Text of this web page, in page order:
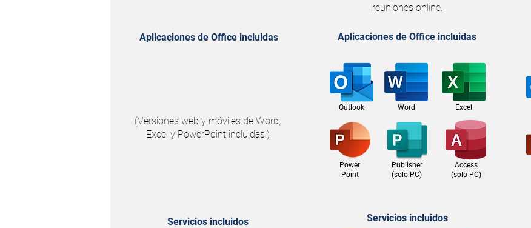
Aplicaciones de Office incluidas
(Versiones web y móviles de Word,
Excel y PowerPoint incluidas.)
Servicios incluidos
reuniones online.
Aplicaciones de Office incluidas
Outlook
Power
Point
Word
Publisher
(solo PC)
Excel
Access
(solo PC)
Servicios incluidos